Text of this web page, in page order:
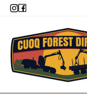
Aller
principal